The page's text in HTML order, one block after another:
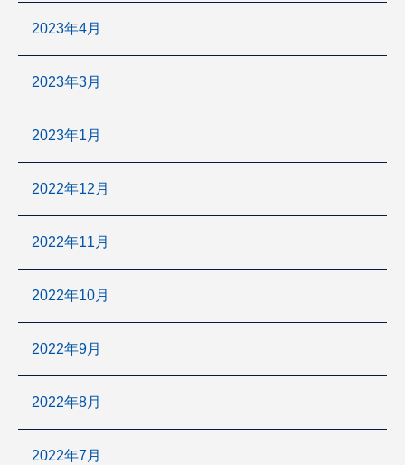
2023年4月
2023年3月
2023年1月
2022年12月
2022年11月
2022年10月
2022年9月
2022年8月
2022年7月